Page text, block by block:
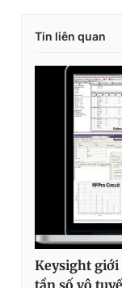
Tin liên quan
Keysight giới